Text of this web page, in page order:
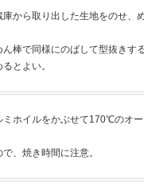
から取り出した生地をのせ、
棒で同様にのばして型抜きす
とよい。
ホイルをかぶせて170℃のオ
、焼き時間に注意。